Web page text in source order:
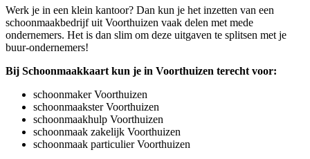
Werk je in een klein kantoor? Dan kun je het inzetten van een
schoonmaakbedrijf uit Voorthuizen vaak delen met mede
ondernemers. Het is dan slim om deze uitgaven te splitsen met je
buur-ondernemers!
Bij Schoonmaakkaart kun je in Voorthuizen terecht voor:
schoonmaker Voorthuizen
schoonmaakster Voorthuizen
schoonmaakhulp Voorthuizen
schoonmaak zakelijk Voorthuizen
schoonmaak particulier Voorthuizen